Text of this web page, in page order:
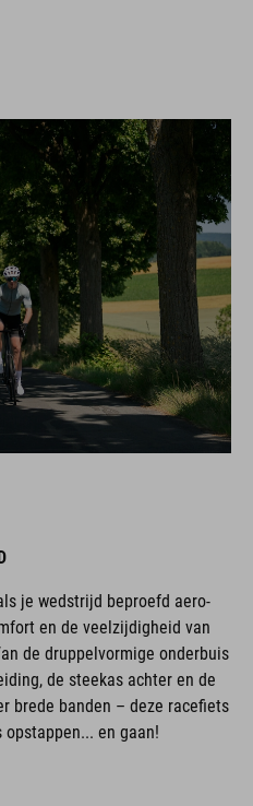
je wedstrijd beproefd aero-
en de veelzijdigheid van
de druppelvormige onderbuis
de steekas achter en de
brede banden – deze racefiets
en gaan!